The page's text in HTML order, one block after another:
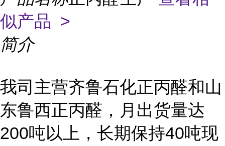
似产品 >
简介
我司主营齐鲁石化正丙醛和山
东鲁西正丙醛， 月出货量达
200吨以上，长期保持40吨现